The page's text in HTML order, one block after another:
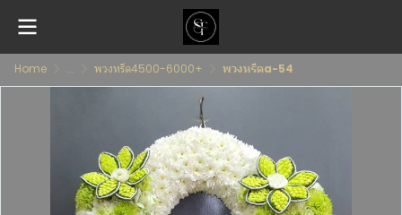
Home ... พวงหรีด4500-6000+ พวงหรีดa-54